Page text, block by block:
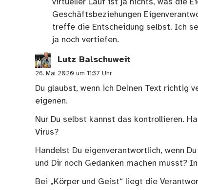
virtueller Lauf ist ja nichts, was die
Geschäftsbeziehungen
treffe die Entscheidung selbst. Ich
ja noch vertiefen.
Lutz Balschuweit
26. Mai 2020 um 11:37 Uhr
Du glaubst, wenn ich Deinen Text richtig
eigenen.
Nur Du selbst kannst das kontrollieren.
Virus?
Handelst Du eigenverantwortlich, wenn
und Dir noch Gedanken machen musst?
Bei „Körper und Geist“ liegt die